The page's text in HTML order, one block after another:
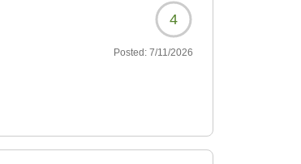
4
Posted: 7/11/2026